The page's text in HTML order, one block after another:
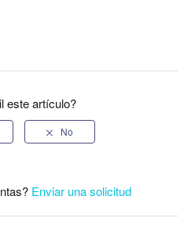
este artículo?
Enviar una solicitud